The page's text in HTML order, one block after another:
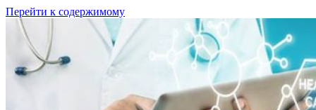
Перейти к содержимому